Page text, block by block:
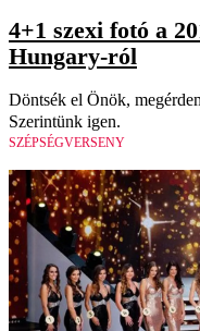
4+1 szexi fotó a
Hungary-ról
Döntsék el Önök,
Szerintünk igen.
SZÉPSÉGVERSENY